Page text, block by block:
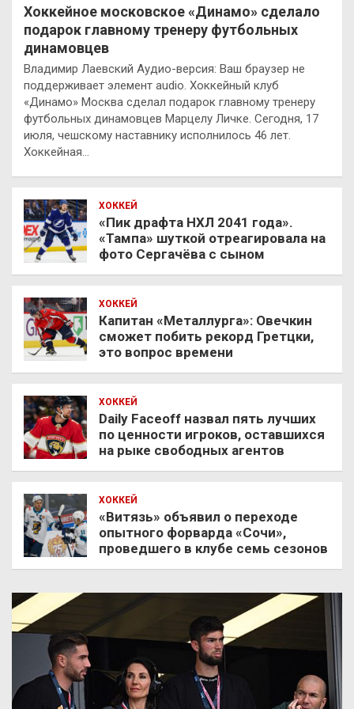
Хоккейное московское «Динамо» сделало
подарок главному тренеру футбольных
динамовцев
Владимир Лаевский Аудио-версия: Ваш браузер не
поддерживает элемент audio. Хоккейный клуб
«Динамо» Москва сделал подарок главному тренеру
футбольных динамовцев Марцелу Личке. Сегодня, 17
июля, чешскому наставнику исполнилось 46 лет.
Хоккейная…
ХОККЕЙ
«Пик драфта НХЛ 2041 года».
«Тампа» шуткой отреагировала на
фото Сергачёва с сыном
ХОККЕЙ
Капитан «Металлурга»: Овечкин
сможет побить рекорд Гретцки,
это вопрос времени
ХОККЕЙ
Daily Faceoff назвал пять лучших
по ценности игроков, оставшихся
на рыке свободных агентов
ХОККЕЙ
«Витязь» объявил о переходе
опытного форварда «Сочи»,
проведшего в клубе семь сезонов